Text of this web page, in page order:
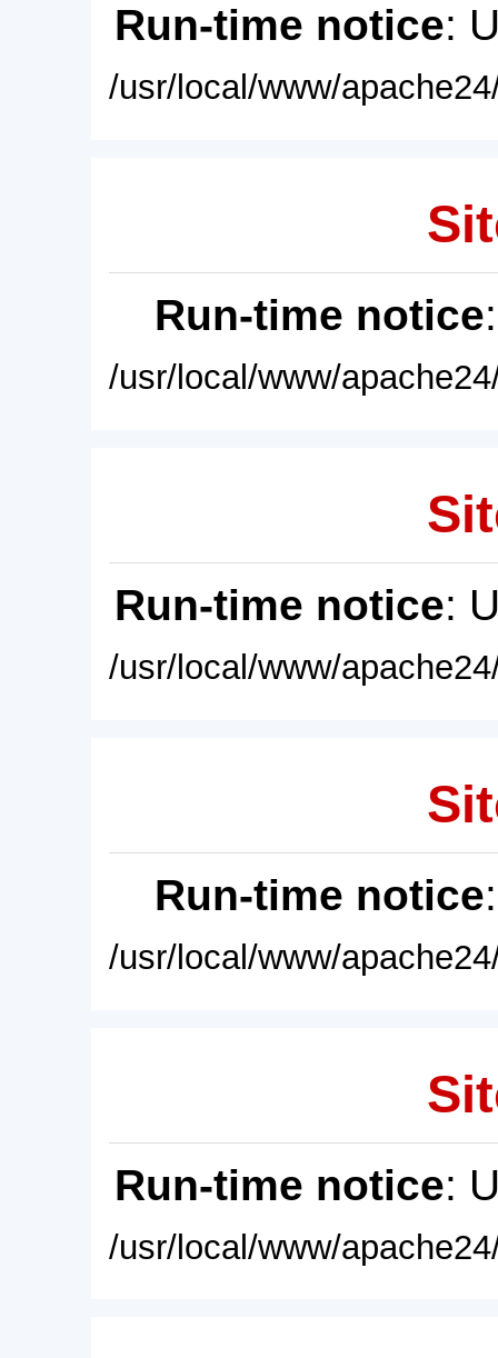
Run-time notice:
/usr/local/www/
Run-time notice
/usr/local/www/
Run-time notice:
/usr/local/www/
Run-time notice
/usr/local/www/
Run-time notice:
/usr/local/www/